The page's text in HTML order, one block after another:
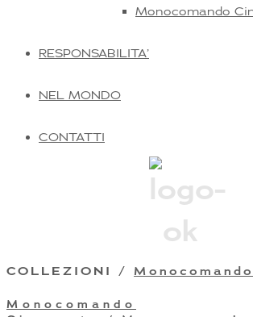
Monocomando
RESPONSABILITA’
NEL MONDO
CONTATTI
COLLEZIONI /
Monocomando